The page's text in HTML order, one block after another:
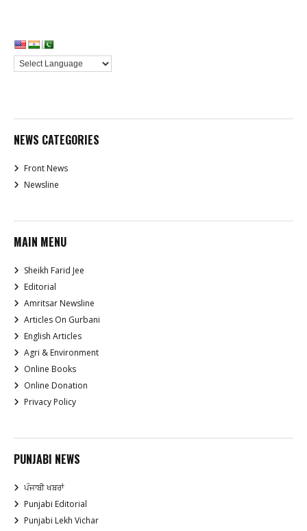
NEWS CATEGORIES
Front News
Newsline
MAIN MENU
Sheikh Farid Jee
Editorial
Amritsar Newsline
Articles On Gurbani
English Articles
Agri & Environment
Online Books
Online Donation
Privacy Policy
PUNJABI NEWS
ਪੰਜਾਬੀ ਖਬਰਾਂ
Punjabi Editorial
Punjabi Lekh Vichar